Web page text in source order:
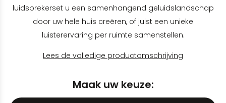
luidsprekerset u een samenhangend geluidslandschap
door uw hele huis creëren, of juist een unieke
luisterervaring per ruimte samenstellen.
Lees de volledige productomschrijving
Maak uw keuze: